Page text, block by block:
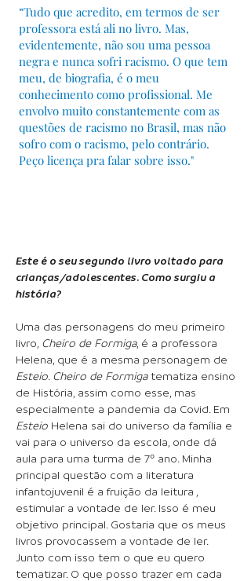
“Tudo que acredito, em termos de ser
professora está ali no livro. Mas,
evidentemente, não sou uma pessoa
negra e nunca sofri racismo. O que tem
meu, de biografia, é o meu
conhecimento como profissional. Me
envolvo muito constantemente com as
questões de racismo no Brasil, mas não
sofro com o racismo, pelo contrário.
Peço licença pra falar sobre isso."
Este é o seu segundo livro voltado para
crianças/adolescentes. Como surgiu a
história?
Uma das personagens do meu primeiro
livro, Cheiro de Formiga, é a professora
Helena, que é a mesma personagem de
Esteio Cheiro de Formigatematiza ensino
de História, assim como esse, mas
especialmente a pandemia da Covid. Em
Esteio Helena sai do universo da família e
vai para o universo da escola, onde dá
aula para uma turma de 7º ano. Minha
principal questão com a literatura
infantojuvenil é a fruição da leitura ,
estimular a vontade de ler. Isso é meu
objetivo principal. Gostaria que os meus
livros provocassem a vontade de ler.
Junto com isso tem o que eu quero
tematizar. O que posso trazer em cada